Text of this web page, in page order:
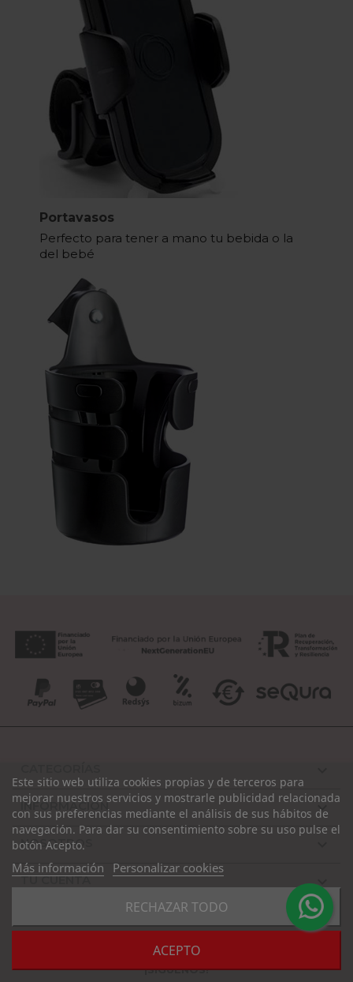
Portavasos
Perfecto para tener a mano tu bebida o la
del bebé
INFORMACIÓN 
NOSOTROS
TU CUENTA 
INFORMACIÓN DE LA TIENDA 
¡SÍGUENOS!
Este sitio web utiliza cookies propias y de terceros para
mejorar nuestros servicios y mostrarle publicidad relacionada
con sus preferencias mediante el análisis de sus hábitos de
navegación. Para dar su consentimiento sobre su uso pulse el
botón Acepto.
Más información Personalizar cookies
RECHAZAR TODO
ACEPTO